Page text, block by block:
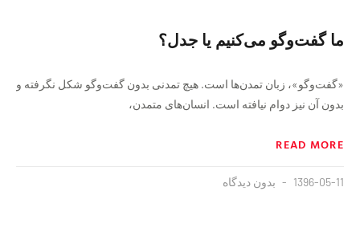
ما گفت‌وگو می‌کنیم یا جدل؟
«گفت‌وگو»، زبان تمدن‌ها است. هیچ تمدنی بدون گفت‌وگو شکل نگرفته و
بدون آن نیز دوام نیافته است. انسان‌های متمدن،
READ MORE
1396-05-11 بدون دیدگاه